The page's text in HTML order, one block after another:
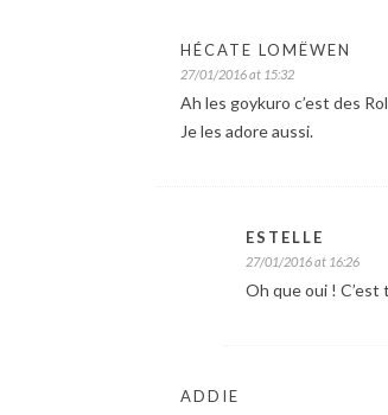
HÉCATE LOMËWEN
27/01/2016 at 15:32
Ah les goykuro c’est des
Je les adore aussi.
ESTELLE
27/01/2016 at 16:26
Oh que oui !
ADDIE